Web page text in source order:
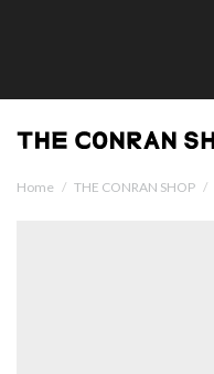
Home / THE CONRAN SHOP /